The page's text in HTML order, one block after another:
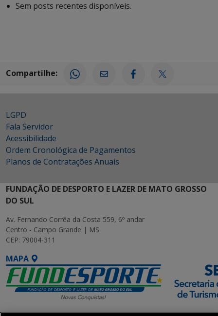
Sem posts recentes disponíveis.
Compartilhe:
LGPD
Fala Servidor
Acessibilidade
Ordem Cronológica de Pagamentos
Planos de Contratações Anuais
FUNDAÇÃO DE DESPORTO E LAZER DE MATO GROSSO
DO SUL
Av. Fernando Corrêa da Costa 559, 6º andar
Centro - Campo Grande | MS
CEP: 79004-311
MAPA